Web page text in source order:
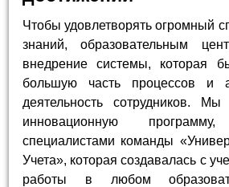
Чтобы удовлетворять огромный
знаний, образовательным
внедрение системы, которая
большую часть процессов и
деятельность сотрудников.
инновационную программу,
специалистами команды
Учета», которая создавалась с
работы в любом